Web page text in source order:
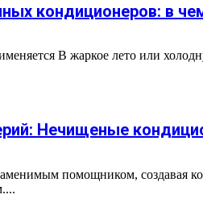
кондиционеров: в
В жаркое лето или
Нечищеные
помощником,